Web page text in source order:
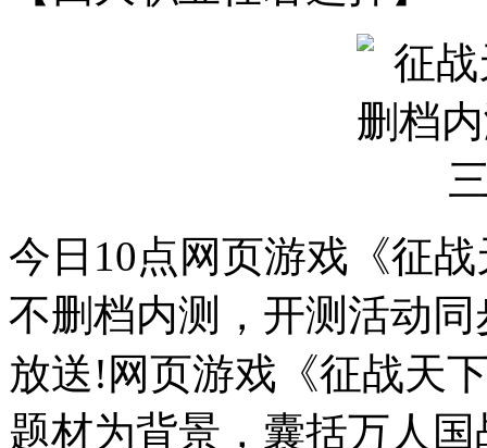
今日10点网页游戏《征
不删档内测，开测活动
放送!网页游戏《征战天
题材为背景，囊括万人